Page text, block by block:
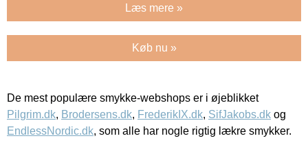
Læs mere »
Køb nu »
De mest populære smykke-webshops er i øjeblikket
Pilgrim.dk, Brodersens.dk, FrederikIX.dk, SifJakobs.dk og
EndlessNordic.dk, som alle har nogle rigtig lækre smykker.